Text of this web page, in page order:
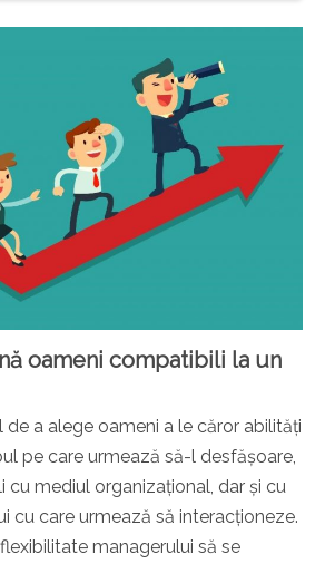
oameni compatibili la un
de a alege oameni a le căror abilități
pe care urmează să-l desfășoare,
cu mediul organizațional, dar și cu
cu care urmează să interacționeze.
managerului să se